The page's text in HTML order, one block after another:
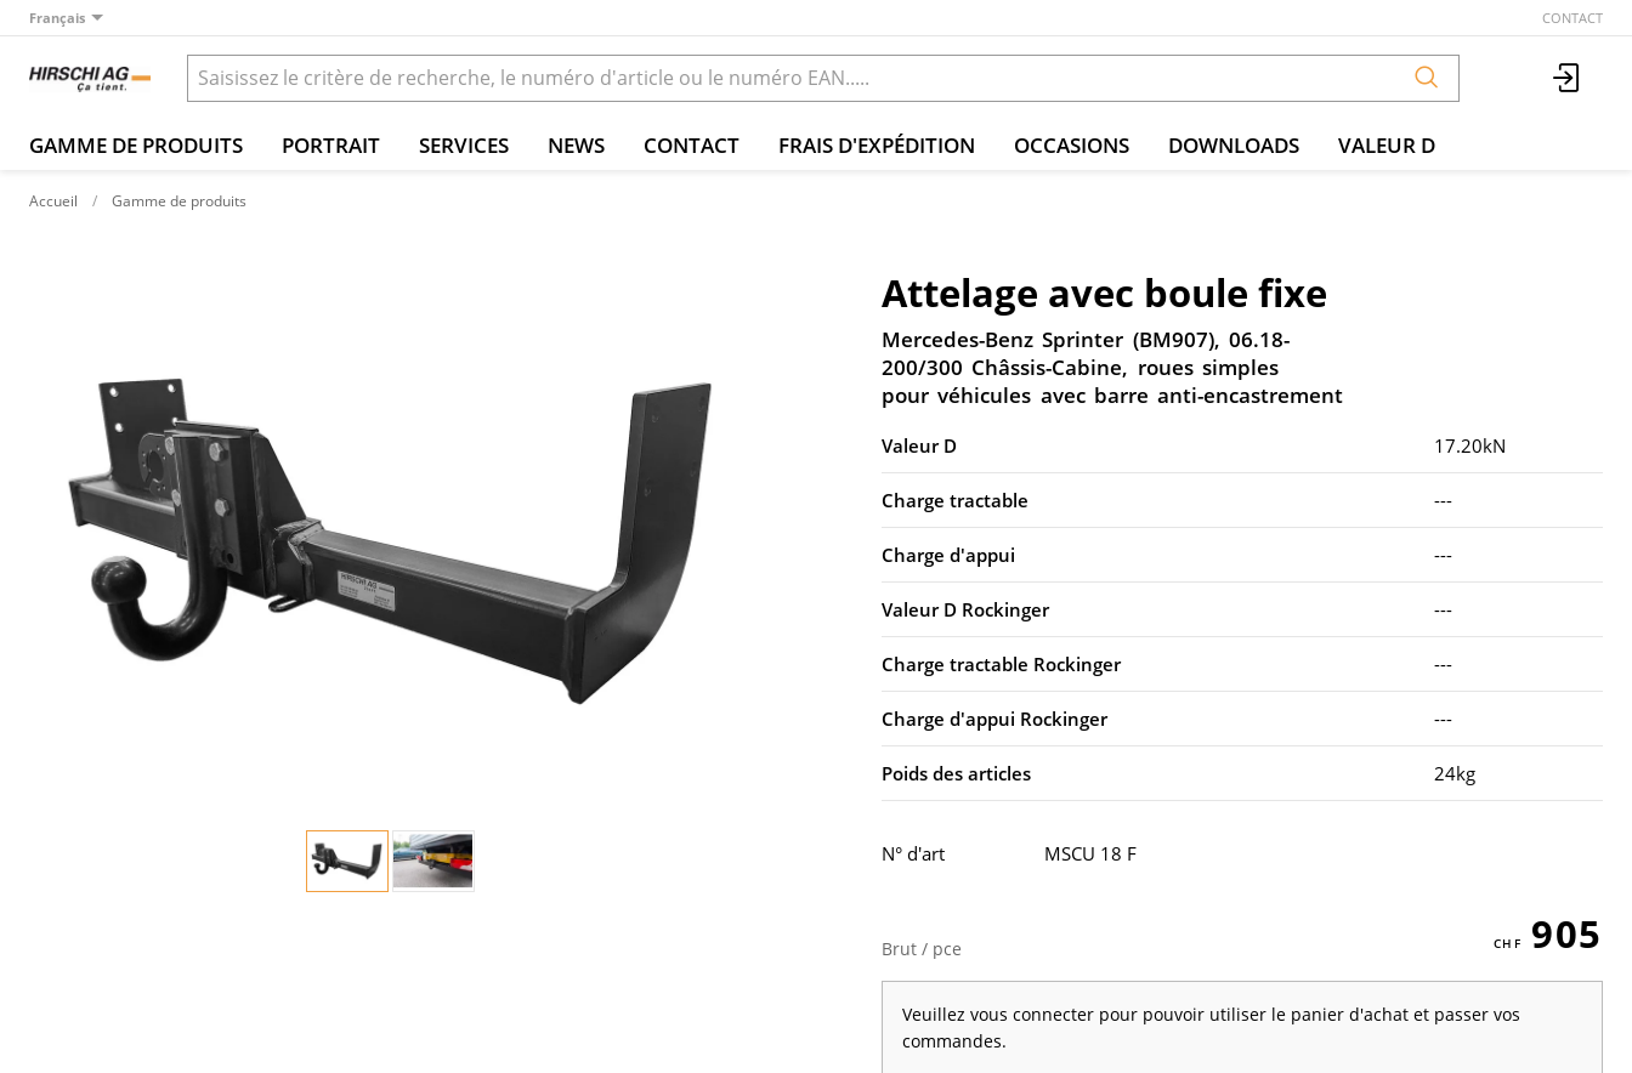
Français CONTACT
GAMME DE PRODUITS PORTRAIT SERVICES NEWS CONTACT FRAIS D'EXPÉDITION OCCASIONS DOWNLOADS VALEUR D
Accueil Gamme de produits
Attelage avec boule fixe
Mercedes-Benz Sprinter (BM907), 06.18-
200/300 Châssis-Cabine, roues simples
pour véhicules avec barre anti-encastrement
Valeur D 17.20kN
Charge tractable ---
Charge d'appui ---
Valeur D Rockinger ---
Charge tractable Rockinger ---
Charge d'appui Rockinger ---
Poids des articles 24kg
Brut / pce 905
Veuillez vous connecter pour pouvoir utiliser le panier d'achat et passer vos
commandes.
N° d'art MSCU 18 F